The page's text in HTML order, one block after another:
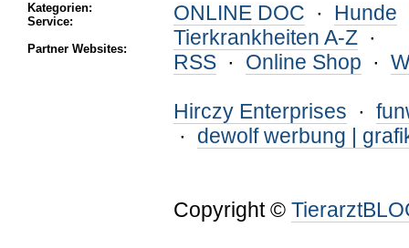
Kategorien:
Service:
Partner Websites:
ONLINE DOC · Hunde
Tierkrankheiten A-Z ·
RSS · Online Shop ·
Hirczy Enterprises ·
· dewolf werbung |
Copyright ©